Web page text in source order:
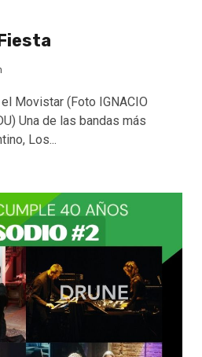
Movistar (Foto IGNACIO
Una de las bandas más
Los...